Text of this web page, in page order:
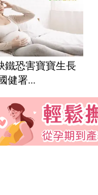
鐵恐害寶寶生長
緩！ 國健署...